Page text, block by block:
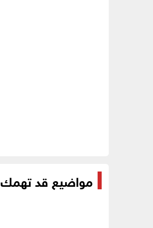
مواضيع قد تهمك